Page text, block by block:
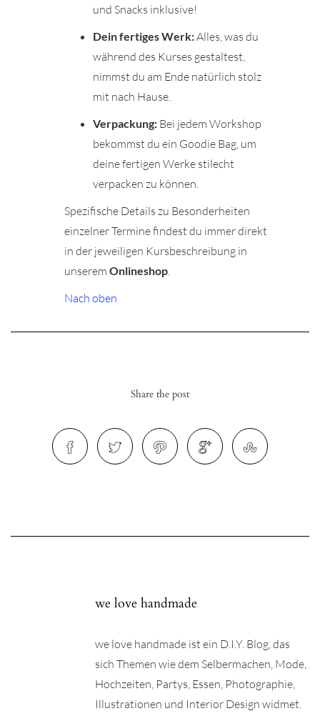
und Snacks inklusive!
Dein fertiges Werk:Alles, was du
während des Kurses gestaltest,
nimmst du am Ende natürlich stolz
mit nach Hause.
Verpackung: Bei jedem Workshop
bekommst du ein Goodie Bag, um
deine fertigen Werke stilecht
verpacken zu können.
Spezifische Details zu Besonderheiten
einzelner Termine findest du immer direkt
in der jeweiligen Kursbeschreibung in
unserem Onlineshop.
Nach oben
Share the post
we love handmade
we love handmade ist ein D.I.Y. Blog, das
sich Themen wie dem Selbermachen, Mode,
Hochzeiten, Partys, Essen, Photographie,
Illustrationen und Interior Design widmet.